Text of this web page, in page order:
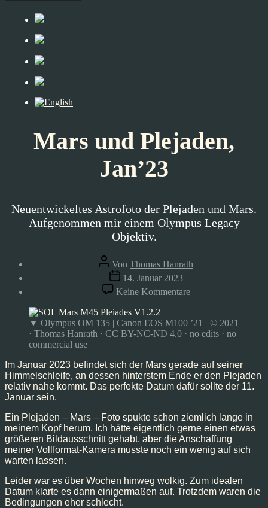
Mars und Plejaden,
Jan’23
Neuentwickeltes Astrofoto der Plejaden und Mars.
Aufgenommen mir einem Olympus Legacy
Objektiv.
Beitragsautor
Von Thomas Hanrath
Veröffentlichungsdatum
14. Januar 2023
Keine Kommentarezu
Mars
Plejaden,
Jan’23
▼ Olympus OM 135 | Canon EOS M100 ’21 © 2021
· Thomas Hanrath · CC BY-NC-ND 4.0 · no edits · no
commercial use
Im Januar 2023 befindet sich der Mars gerade auf seiner
Himmelschleife, an dessen hinterstem Ende er den Plejaden
relativ nahe kommt. Das perfekte Datum dafür sollte der 11.
Januar sein.
Ein Plejaden – Mars – Foto spukte schon ziemlich lange in
meinem Kopf herum. Ich hätte eigentlich gerne einen etwas
größeren Bildausschnitt gehabt, aber die Anschaffung
meiner Vollformat-Kamera musste noch ein wenig auf sich
warten lassen.
Leider war es über Wochen hinweg wolkig. Zum idealen
Datum klarte es dann einigermaßen auf. Trotzdem waren die
Bedingungen eher schlecht.